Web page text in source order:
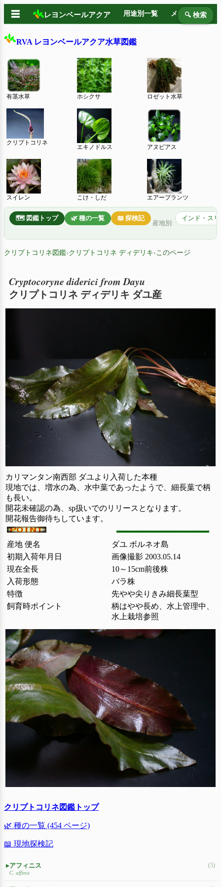
☰ レヨンベールアクア 用途別一覧 メーカー別
🔍 検索
RVA レヨンベールアクア水草図鑑
有茎水草 ホシクサ ロゼット水草
クリプトコリネ
エキノドルス アヌビアス
スイレン こけ・しだ エアープランツ
🗺️ 図鑑トップ 🌿 種の一覧 📖 探検記
産地別:
インド・ス
クリプトコリネ図鑑›クリプトコリネ ディデリキ›このページ
Cryptocoryne diderici from Dayu
クリプトコリネ ディデリキ ダユ産
カリマンタン南西部 ダユより入荷した本種
現地では、増水の為、水中葉であったようで、細長葉で柄
も長い。
開花未確認の為、sp扱いでのリリースとなります。
開花報告御待ちしています。
産地 便名
ダユ ボルネオ島
初期入荷年月日
画像撮影 2003.05.14
現在全長
10～15cm前後株
入荷形態
バラ株
特徴
先やや尖りきみ細長葉型
飼育時ポイント
柄はやや長め、水上管理中、
水上栽培参照
クリプトコリネ図鑑トップ
🌿 種の一覧 (454 ページ)
📖 現地探検記
アフィニス
C. affinis
(5)